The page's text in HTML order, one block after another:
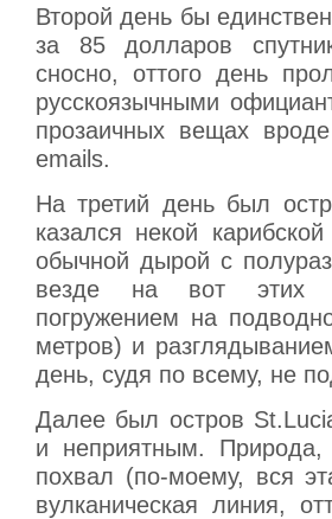
Второй день бы
за 85 долларов
сносно, оттого день
русскоязычными
прозаичных вещах
emails.
На третий день был
казался некой
обычной дырой с
везде на вот этих
погружением на
метров) и
день, судя по всему, не
Далее был остров
и неприятным.
похвал (по-моему, вся
вулканическая линия,